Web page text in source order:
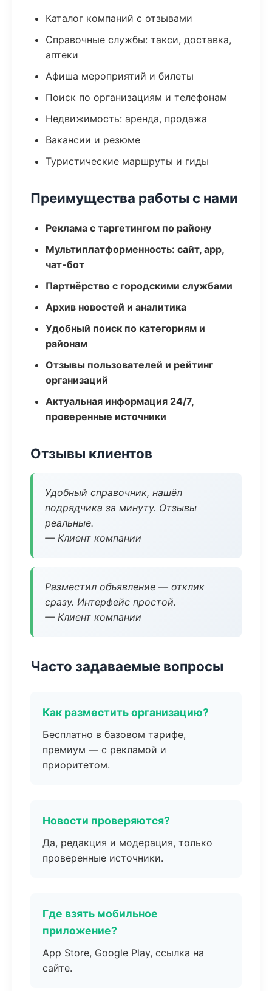
Каталог компаний с отзывами
Справочные службы: такси, доставка,
аптеки
Афиша мероприятий и билеты
Поиск по организациям и телефонам
Недвижимость: аренда, продажа
Вакансии и резюме
Туристические маршруты и гиды
Преимущества работы с нами
Реклама с таргетингом по району
Мультиплатформенность: сайт, app,
чат-бот
Партнёрство с городскими службами
Архив новостей и аналитика
Удобный поиск по категориям и
районам
Отзывы пользователей и рейтинг
организаций
Актуальная информация 24/7,
проверенные источники
Отзывы клиентов
Удобный справочник, нашёл
подрядчика за минуту. Отзывы
реальные.
— Клиент компании
Разместил объявление — отклик
сразу. Интерфейс простой.
— Клиент компании
Часто задаваемые вопросы
Как разместить организацию?
Бесплатно в базовом тарифе,
премиум — с рекламой и
приоритетом.
Новости проверяются?
Да, редакция и модерация, только
проверенные источники.
Где взять мобильное
приложение?
App Store, Google Play, ссылка на
сайте.